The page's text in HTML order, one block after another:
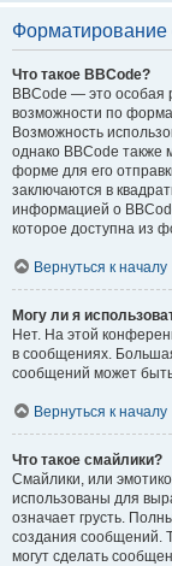
Что такое BBCode?
BBCode — это особая
возможности по
Возможность
однако BBCode также
форме для его
заключаются в
информацией о
которое доступна из
Вернуться к началу
Могу ли я
Нет. На этой
в сообщениях.
сообщений может
Вернуться к началу
Что такое смайлики?
Смайлики, или
использованы для
означает грусть.
создания сообщений.
могут сделать